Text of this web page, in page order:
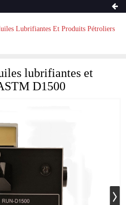
Lubrifiantes Et Produits Pétroliers
lubrifiantes et
D1500